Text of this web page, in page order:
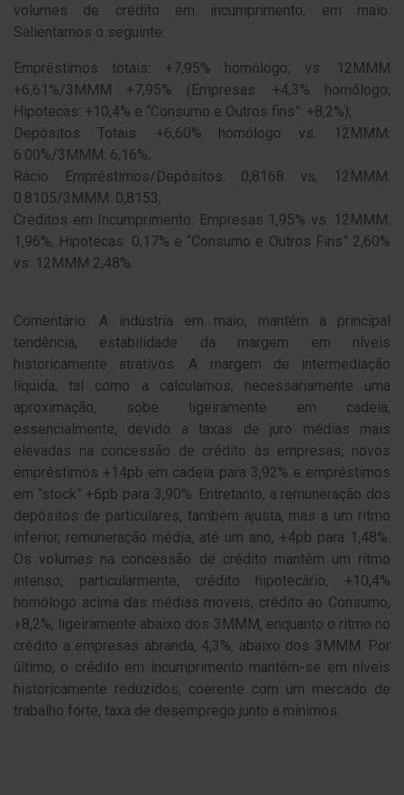
volumes de crédito em incumprimento, em maio.
Salientamos o seguinte:
Empréstimos totais: +7,95% homólogo; vs. 12MMM
+6,61%/3MMM +7,95% (Empresas: +4,3% homólogo;
Hipotecas: +10,4% e “Consumo e Outros fins”: +8,2%);
Depósitos Totais: +6,60% homólogo vs. 12MMM:
6.00%/3MMM: 6,16%;
Rácio Empréstimos/Depósitos: 0,8168 vs. 12MMM:
0.8105/3MMM: 0,8153;
Créditos em Incumprimento: Empresas 1,95% vs. 12MMM:
1,96%; Hipotecas: 0,17% e “Consumo e Outros Fins” 2,60%
vs. 12MMM 2,48%.
Comentário: A indústria em maio, mantém a principal
tendência, estabilidade da margem em níveis
historicamente atrativos. A margem de intermediação
líquida, tal como a calculamos, necessariamente uma
aproximação, sobe ligeiramente em cadeia,
essencialmente, devido a taxas de juro médias mais
elevadas na concessão de crédito às empresas, novos
empréstimos +14pb em cadeia para 3,92% e empréstimos
em “stock” +6pb para 3,90%. Entretanto, a remuneração dos
depósitos de particulares, também ajusta, mas a um ritmo
inferior, remuneração média, até um ano, +4pb para 1,48%.
Os volumes na concessão de crédito mantêm um ritmo
intenso, particularmente, crédito hipotecário, +10,4%
homólogo acima das médias moveis, crédito ao Consumo,
+8,2%; ligeiramente abaixo dos 3MMM, enquanto o ritmo no
crédito a empresas abranda, 4,3%, abaixo dos 3MMM. Por
último, o crédito em incumprimento mantém-se em níveis
historicamente reduzidos, coerente com um mercado de
trabalho forte, taxa de desemprego junto a mínimos.